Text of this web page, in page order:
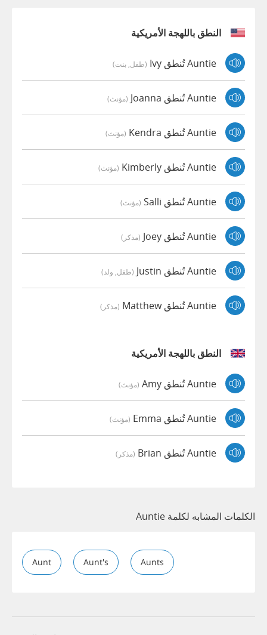
النطق باللهجة الأمريكية
Auntie تُنطق Ivy (طفل, بنت)
Auntie تُنطق Joanna (مؤنث)
Auntie تُنطق Kendra (مؤنث)
Auntie تُنطق Kimberly (مؤنث)
Auntie تُنطق Salli (مؤنث)
Auntie تُنطق Joey (مذكر)
Auntie تُنطق Justin (طفل, ولد)
Auntie تُنطق Matthew (مذكر)
النطق باللهجة الأمريكية
Auntie تُنطق Amy (مؤنث)
Auntie تُنطق Emma (مؤنث)
Auntie تُنطق Brian (مذكر)
الكلمات المشابه لكلمة Auntie
Aunt Aunt's Aunts